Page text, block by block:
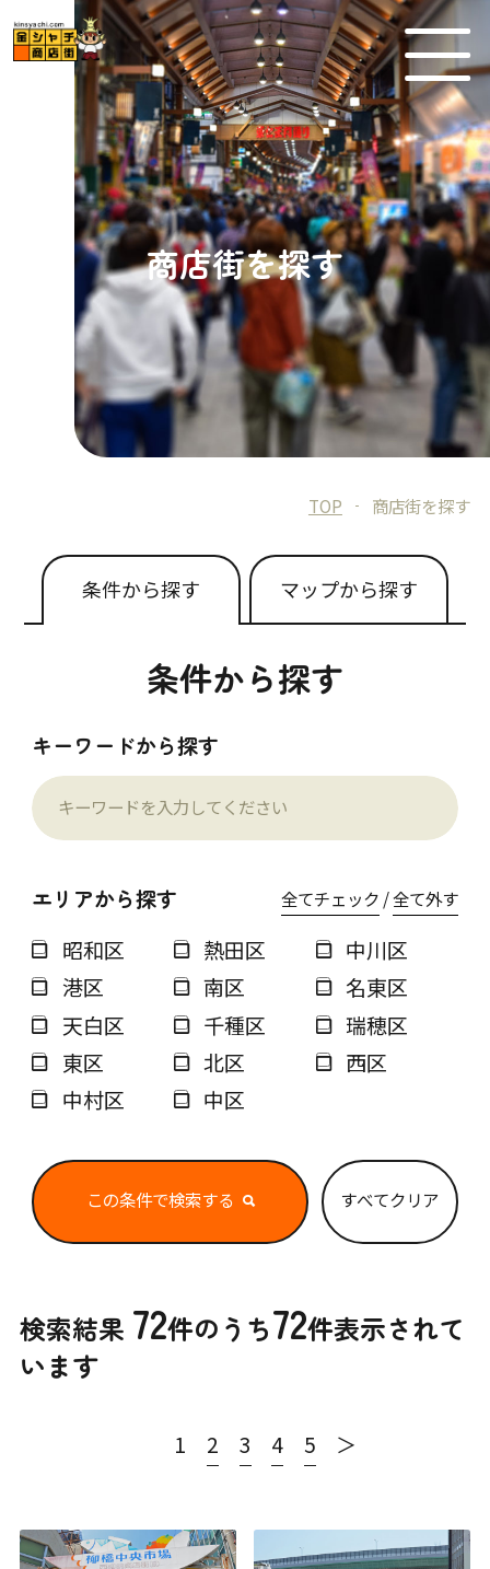
商店街を探す
TOP 商店街を探す
条件から探す マップから探す
条件から探す
キーワードから探す
エリアから探す 全てチェック /全て外す
昭和区 熱田区
中川区
港区
南区
名東区
天白区
千種区
瑞穂区
東区
北区
西区
中村区
中区
この条件で検索する すべてクリア
検索結果 72件のうち72件表示されて
います
＞
1 2 3 4 5